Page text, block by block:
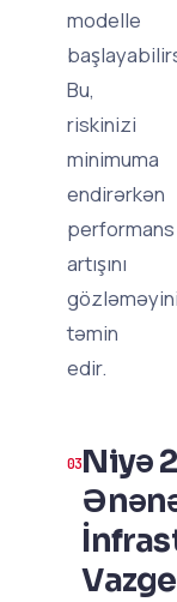
modelle
Bu,
riskinizi
minimuma
endirərkən
performans
artışını
təmin
edir.
Niyə